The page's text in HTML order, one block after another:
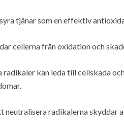
tjänar som en effektiv
cellerna från oxidation och
radikaler kan leda till cellskada
neutralisera radikalerna